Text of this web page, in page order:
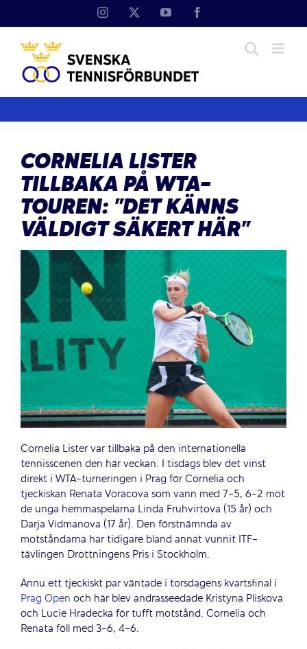
Instagram YouTube
CORNELIA LISTER
TILLBAKA PÅ WTA-
TOUREN: ”DET KÄNNS
VÄLDIGT SÄKERT HÄR”
Cornelia Lister var tillbaka på den internationella
tennisscenen den här veckan. I tisdags blev det vinst
direkt i WTA-turneringen i Prag för Cornelia och
tjeckiskan Renata Voracova som vann med 7-5, 6-2 mot
de unga hemmaspelarna Linda Fruhvirtova (15 år) och
Darja Vidmanova (17 år). Den förstnämnda av
motståndarna har tidigare bland annat vunnit ITF-
tävlingen Drottningens Pris i Stockholm.
Ännu ett tjeckiskt par väntade i torsdagens kvartsfinal i
Prag Open och här blev andrasseedade Kristyna Pliskova
och Lucie Hradecka för tufft motstånd. Cornelia och
Renata föll med 3-6, 4-6.